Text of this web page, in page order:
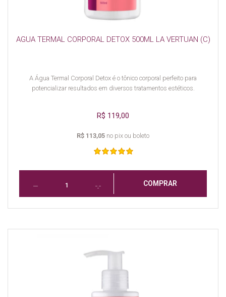
AGUA TERMAL CORPORAL DETOX 500ML LA VERTUAN (C)
A Água Termal Corporal Detox é o tônico corporal perfeito para
potencializar resultados em diversos tratamentos estéticos.
R$ 119,00
R$ 113,05 no pix ou boleto
COMPRAR